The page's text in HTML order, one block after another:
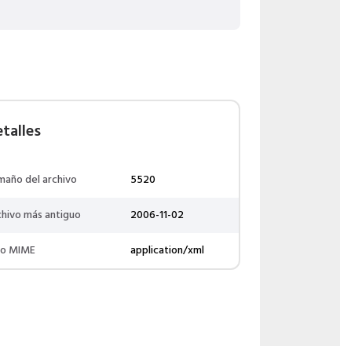
del archivo
5520
más antiguo
2006-11-02
MIME
application/xml